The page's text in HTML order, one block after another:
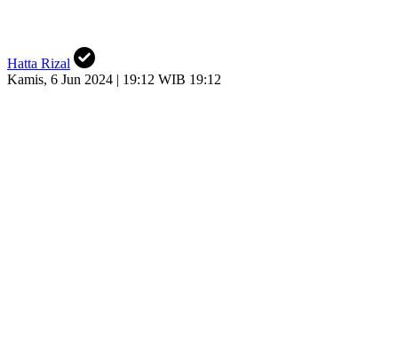
Hatta Rizal
Kamis, 6 Jun 2024 | 19:12 WIB 19:12